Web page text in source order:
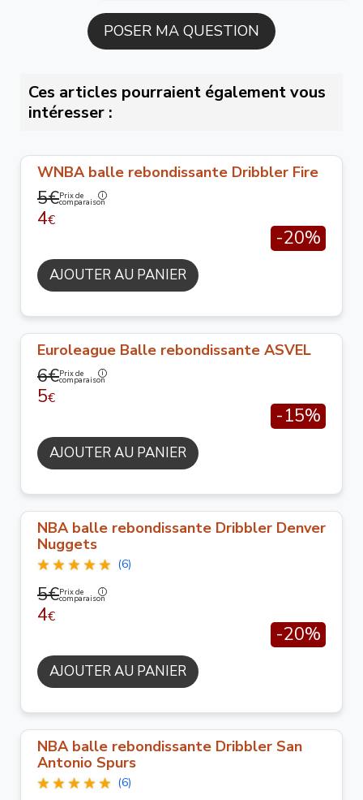
Ces articles pourraient également vous
intéresser :
WNBA balle rebondissante Dribbler Fire
5€Prix de
comparaison
4€
-20%
AJOUTER AU PANIER
Euroleague Balle rebondissante ASVEL
6€Prix de
comparaison
5€
-15%
AJOUTER AU PANIER
NBA balle rebondissante Dribbler Denver
Nuggets
(6)
5€Prix de
comparaison
4€
-20%
AJOUTER AU PANIER
NBA balle rebondissante Dribbler San
Antonio Spurs
(6)